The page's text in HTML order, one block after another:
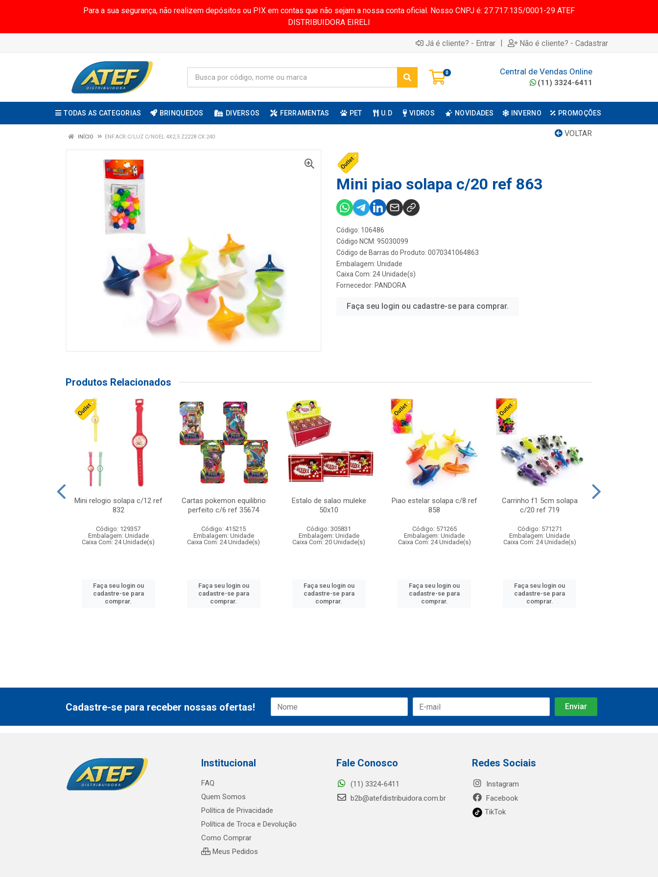
Para a sua segurança, não realizem depósitos ou PIX em contas que não sejam a nossa conta oficial. Nosso CNPJ é: 27.717.135/0001-29 ATEF
DISTRIBUIDORA EIRELI
Já é cliente? - Entrar | Não é cliente? - Cadastrar
0 Central de Vendas Online
(11) 3324-6411
TODAS AS CATEGORIAS BRINQUEDOS DIVERSOS FERRAMENTAS PET U.D VIDROS NOVIDADES INVERNO PROMOÇÕES
VOLTAR
INÍCIO ENF.ACR.C/LUZ C/NOEL 4X2,5 Z2228 CX:240
Mini piao solapa c/20 ref 863
Código: 106486
Código NCM: 95030099
Código de Barras do Produto: 0070341064863
Embalagem: Unidade
Caixa Com: 24 Unidade(s)
Fornecedor: PANDORA
Faça seu login ou cadastre-se para comprar.
Produtos Relacionados
Mini relogio solapa c/12 ref
832
Código: 129357
Embalagem: Unidade
Caixa Com: 24 Unidade(s)
Faça seu login ou
cadastre-se para
comprar.
Cartas pokemon equilibrio
perfeito c/6 ref 35674
Código: 415215
Embalagem: Unidade
Caixa Com: 24 Unidade(s)
Faça seu login ou
cadastre-se para
comprar.
Estalo de salao muleke
50x10
Código: 305831
Embalagem: Unidade
Caixa Com: 20 Unidade(s)
Faça seu login ou
cadastre-se para
comprar.
Piao estelar solapa c/8 ref
858
Código: 571265
Embalagem: Unidade
Caixa Com: 24 Unidade(s)
Faça seu login ou
cadastre-se para
comprar.
Carrinho f1 5cm solapa
c/20 ref 719
Código: 571271
Embalagem: Unidade
Caixa Com: 24 Unidade(s)
Faça seu login ou
cadastre-se para
comprar.
Cadastre-se para receber nossas ofertas!
Institucional
FAQ
Quem Somos
Política de Privacidade
Política de Troca e Devolução
Como Comprar
Meus Pedidos
Fale Conosco
(11) 3324-6411
b2b@atefdistribuidora.com.br
Redes Sociais
Instagram
Facebook
TikTok